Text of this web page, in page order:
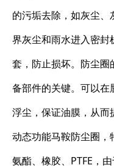
的污垢去除，如灰尘
界灰尘和雨水进入密封
套，防止损坏。防尘
备部件的关键。可以在
浮尘，保证油膜，从而
动态功能马鞍防尘圈，
氨酯、橡胶、PTFE，